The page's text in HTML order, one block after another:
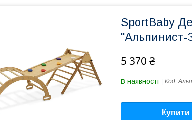
SportBaby
"Альпинист-
5 370 ₴
В наявності Код:
Купити